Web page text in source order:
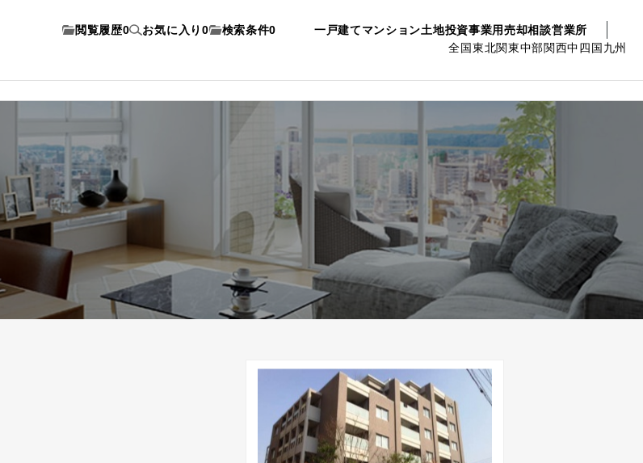
一戸建てマンション土地投資事業用売却相談営業所
全国東北関東中部関西中四国九州
閲覧履歴0 お気に入り 0 検索条件0